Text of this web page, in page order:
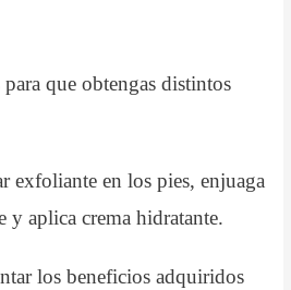
para que obtengas distintos
exfoliante en los pies, enjuaga
y aplica crema hidratante.
los beneficios adquiridos